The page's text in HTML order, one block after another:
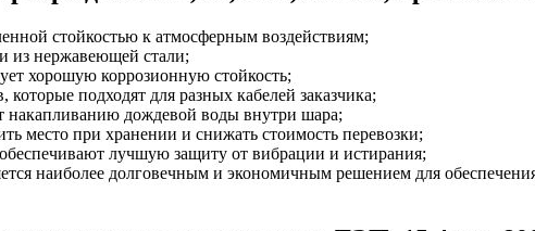
стойкостью к атмосферным воздействиям;
из нержавеющей стали;
хорошую коррозионную стойкость;
подходят для разных кабелей заказчика;
накапливанию дождевой воды внутри шара;
место при хранении и снижать стоимость перевозки;
лучшую защиту от вибрации и истирания;
наиболее долговечным и экономичным решением для